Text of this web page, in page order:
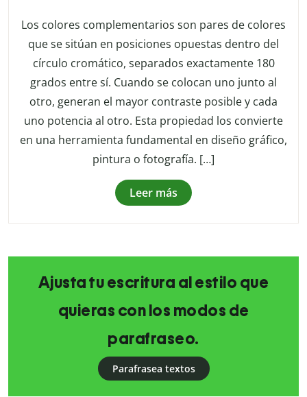
Los colores complementarios son pares de colores
que se sitúan en posiciones opuestas dentro del
círculo cromático, separados exactamente 180
grados entre sí. Cuando se colocan uno junto al
otro, generan el mayor contraste posible y cada
uno potencia al otro. Esta propiedad los convierte
en una herramienta fundamental en diseño gráfico,
pintura o fotografía. […]
Leer más
Ajusta tu escritura al estilo que
quieras con los modos de
parafraseo.
Parafrasea textos